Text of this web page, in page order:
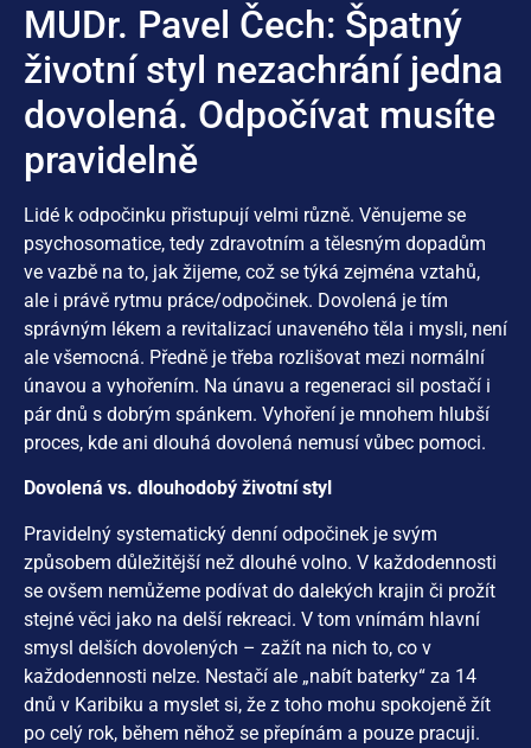
MUDr. Pavel Čech: Špatný
životní styl nezachrání jedna
dovolená. Odpočívat musíte
pravidelně
Lidé k odpočinku přistupují velmi různě. Věnujeme se
psychosomatice, tedy zdravotním a tělesným dopadům
ve vazbě na to, jak žijeme, což se týká zejména vztahů,
ale i právě rytmu práce/odpočinek. Dovolená je tím
správným lékem a revitalizací unaveného těla i mysli, není
ale všemocná. Předně je třeba rozlišovat mezi normální
únavou a vyhořením. Na únavu a regeneraci sil postačí i
pár dnů s dobrým spánkem. Vyhoření je mnohem hlubší
proces, kde ani dlouhá dovolená nemusí vůbec pomoci.
Dovolená vs. dlouhodobý životní styl
Pravidelný systematický denní odpočinek je svým
způsobem důležitější než dlouhé volno. V každodennosti
se ovšem nemůžeme podívat do dalekých krajin či prožít
stejné věci jako na delší rekreaci. V tom vnímám hlavní
smysl delších dovolených – zažít na nich to, co v
každodennosti nelze. Nestačí ale „nabít baterky“ za 14
dnů v Karibiku a myslet si, že z toho mohu spokojeně žít
po celý rok, během něhož se přepínám a pouze pracuji.